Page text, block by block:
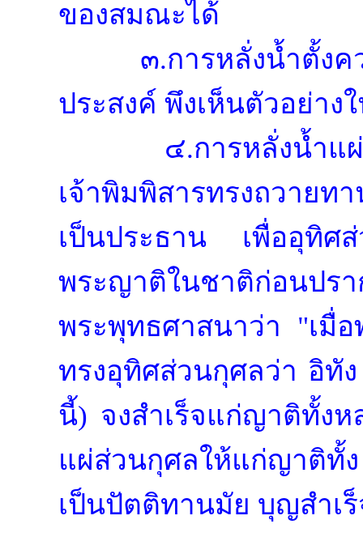
ของสมณะได้
๓.การหลั่งน้ำตั้งค
ประสงค์ พึงเห็นตัวอย่าง
๔.การหลั่งน้ำแ
เจ้าพิมพิสารทรงถวายท
เป็นประธาน เพื่ออุทิศส่
พระญาติในชาติก่อนป
พระพุทธศาสนาว่า "เมื่
ทรงอุทิศส่วนกุศลว่า อิ
นี้) จงสำเร็จแก่ญาติทั้ง
แผ่ส่วนกุศลให้แก่ญาติ
เป็นปัตติทานมัย บุญสำเ